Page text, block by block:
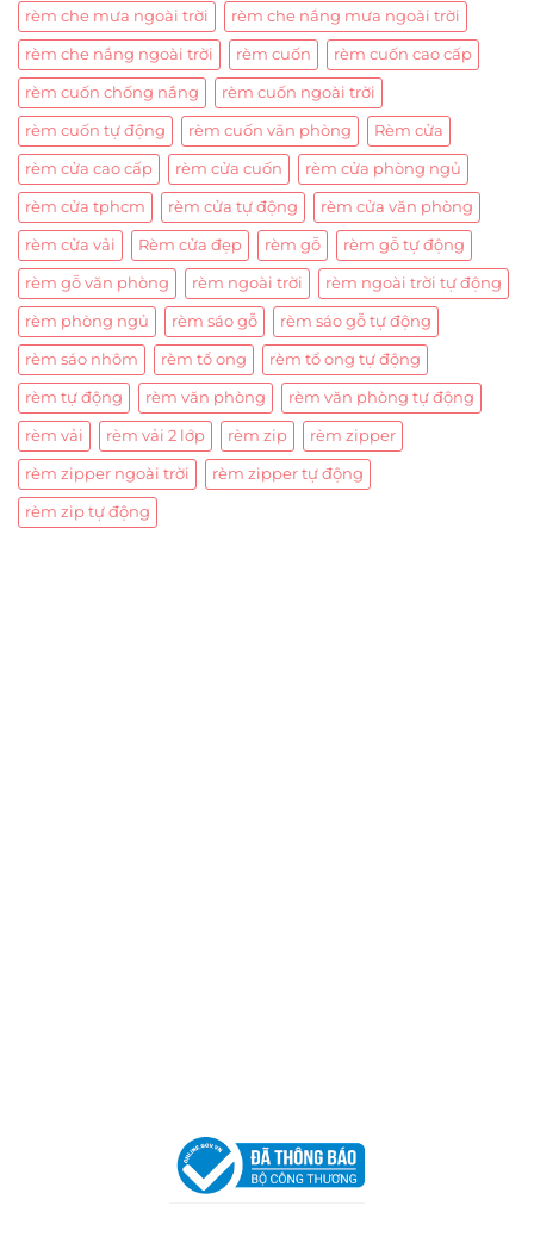
rèm che mưa ngoài trời rèm che nắng mưa ngoài trời
rèm che nắng ngoài trời rèm cuốn rèm cuốn cao cấp
rèm cuốn chống nắng rèm cuốn ngoài trời
rèm cuốn tự động rèm cuốn văn phòng Rèm cửa
rèm cửa cao cấp rèm cửa cuốn rèm cửa phòng ngủ
rèm cửa tphcm rèm cửa tự động rèm cửa văn phòng
rèm cửa vải Rèm cửa đẹp rèm gỗ rèm gỗ tự động
rèm gỗ văn phòng rèm ngoài trời rèm ngoài trời tự động
rèm phòng ngủ rèm sáo gỗ rèm sáo gỗ tự động
rèm sáo nhôm rèm tổ ong rèm tổ ong tự động
rèm tự động rèm văn phòng rèm văn phòng tự động
rèm vải rèm vải 2 lớp rèm zip rèm zipper
rèm zipper ngoài trời rèm zipper tự động
rèm zip tự động